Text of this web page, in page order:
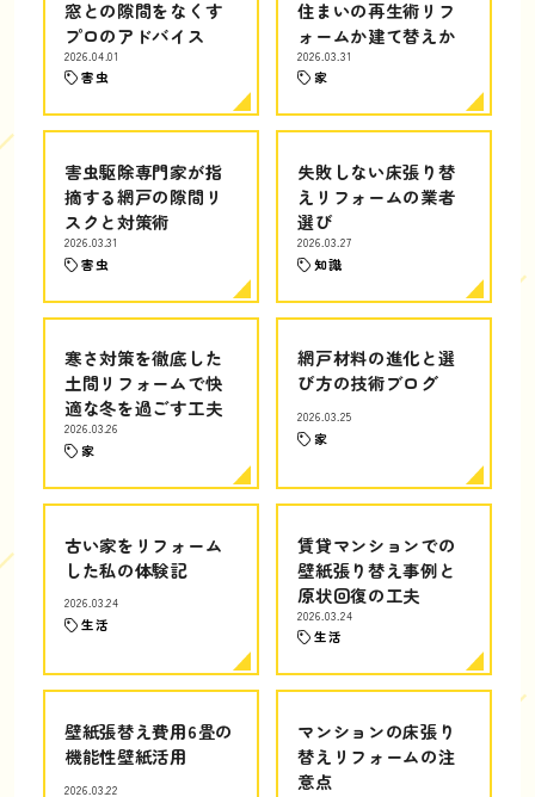
窓との隙間をなくす
プロのアドバイス
2026.04.01
害虫
住まいの再生術リフ
ォームか建て替えか
2026.03.31
家
害虫駆除専門家が指
摘する網戸の隙間リ
スクと対策術
2026.03.31
害虫
失敗しない床張り替
えリフォームの業者
選び
2026.03.27
知識
寒さ対策を徹底した
土間リフォームで快
適な冬を過ごす工夫
2026.03.26
家
網戸材料の進化と選
び方の技術ブログ
2026.03.25
家
古い家をリフォーム
した私の体験記
2026.03.24
生活
賃貸マンションでの
壁紙張り替え事例と
原状回復の工夫
2026.03.24
生活
壁紙張替え費用6畳の
機能性壁紙活用
2026.03.22
マンションの床張り
替えリフォームの注
意点